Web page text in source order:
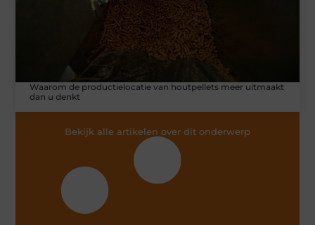
Waarom de productielocatie van houtpellets meer uitmaakt
dan u denkt
Bekijk alle artikelen over dit onderwerp